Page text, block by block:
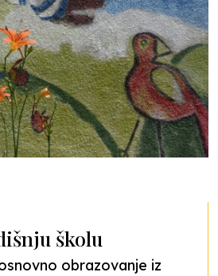
školu
obrazovanje iz